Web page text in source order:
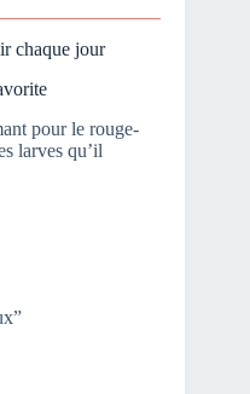
chaque jour
pour le rouge-
larves qu’il